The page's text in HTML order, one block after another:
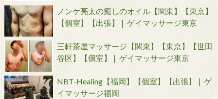
ノンケ亮太の癒しのオイル【関東】【東京】
【個室】【出張】❘ ゲイマッサージ東京
三軒茶屋マッサージ【関東】【東京】【世田
谷区】【個室】❘ ゲイマッサージ東京
NBT-Healing【福岡】【個室】【出張】❘ ゲ
イマッサージ福岡